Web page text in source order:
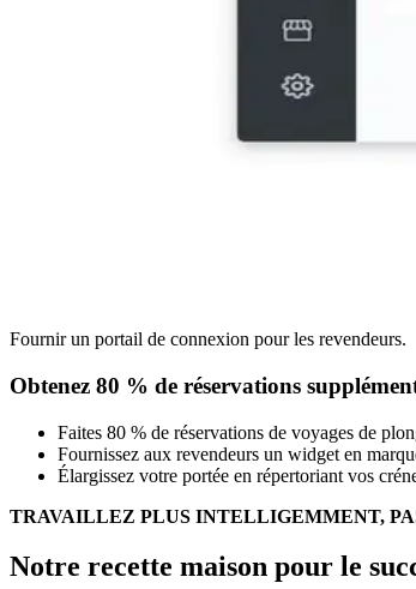
Fournir un portail de connexion pour les revendeurs.
Obtenez 80 % de réservations
Faites 80 % de réservations de voyages de
Fournissez aux revendeurs un widget en
Élargissez votre portée en répertoriant vos
TRAVAILLEZ PLUS INTELLIGEMMENT,
Notre recette maison pour le